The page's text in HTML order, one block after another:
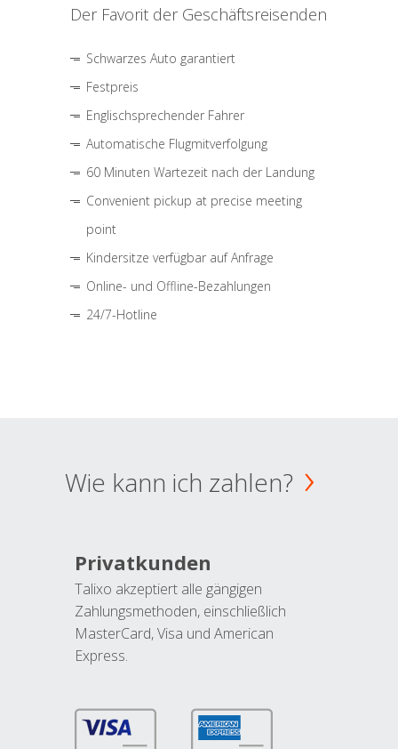
Der Favorit der Geschäftsreisenden
Schwarzes Auto garantiert
Festpreis
Englischsprechender Fahrer
Automatische Flugmitverfolgung
60 Minuten Wartezeit nach der Landung
Convenient pickup at precise meeting
point
Kindersitze verfügbar auf Anfrage
Online- und Offline-Bezahlungen
24/7-Hotline
Wie kann ich zahlen?
Privatkunden
Talixo akzeptiert alle gängigen
Zahlungsmethoden, einschließlich
MasterCard, Visa und American
Express.